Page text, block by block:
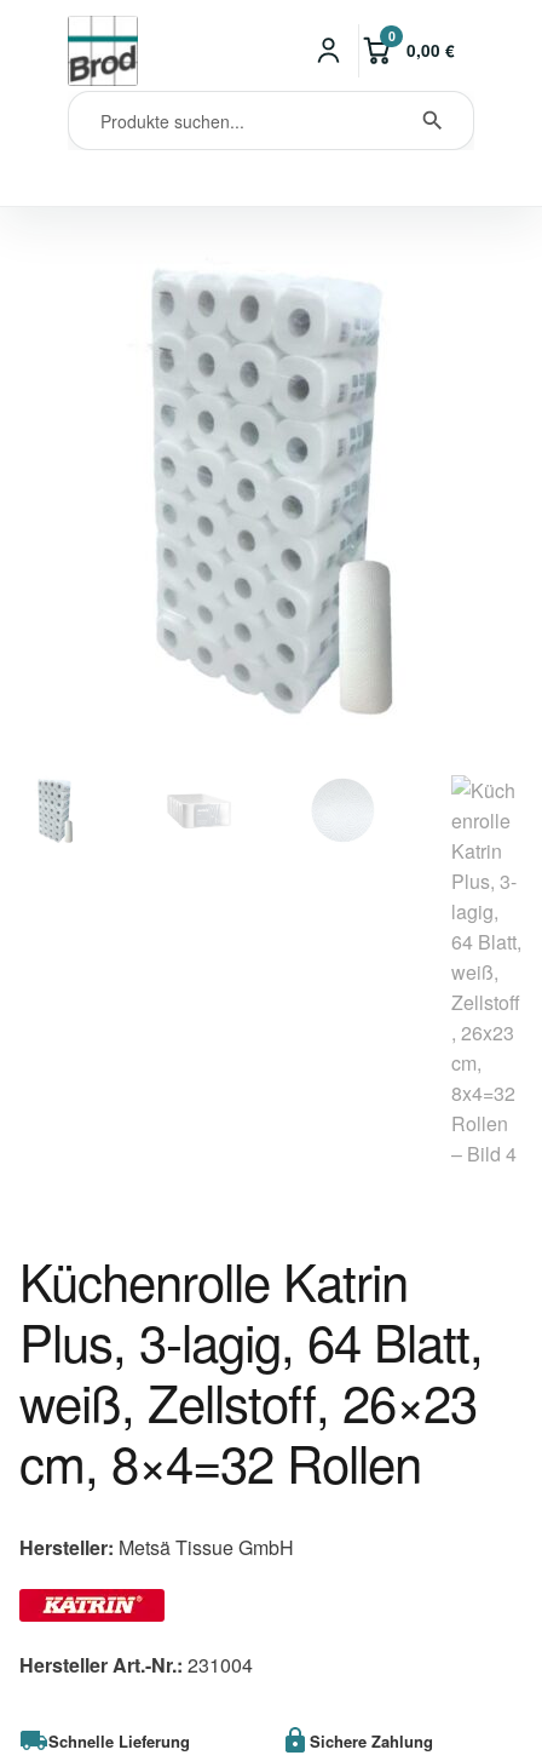
0
0,00 €
Küchenrolle Katrin
Plus, 3-lagig, 64 Blatt,
weiß, Zellstoff, 26×23
cm, 8×4=32 Rollen
Hersteller: Metsä Tissue GmbH
Hersteller Art.-Nr.: 231004
Schnelle Lieferung Sichere Zahlung